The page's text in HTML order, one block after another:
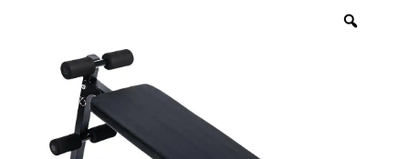
Εξοπλισμός Crossfit/ Ενδυνάμωση
Φυσική Κατάσταση
Πολεμικές Τέχνες